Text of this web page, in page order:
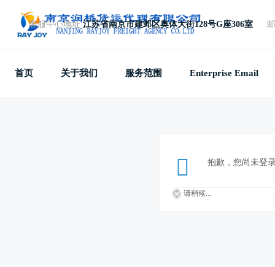
客服中心地址 江苏省南京市建邺区奥体大街128号G座306室
首页 关于我们 服务范围 Enterprise Email
抱歉，您尚未登
请稍候...